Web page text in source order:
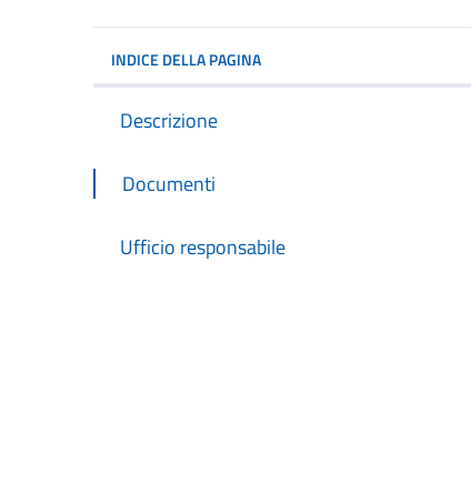
INDICE DELLA PAGINA
Descrizione
Documenti
Ufficio responsabile